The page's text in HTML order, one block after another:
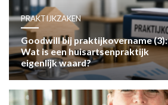
PRAKTIJKZAKEN
Goodwill bij praktijkovername (3):
Wat is een huisartsenpraktijk
eigenlijk waard?